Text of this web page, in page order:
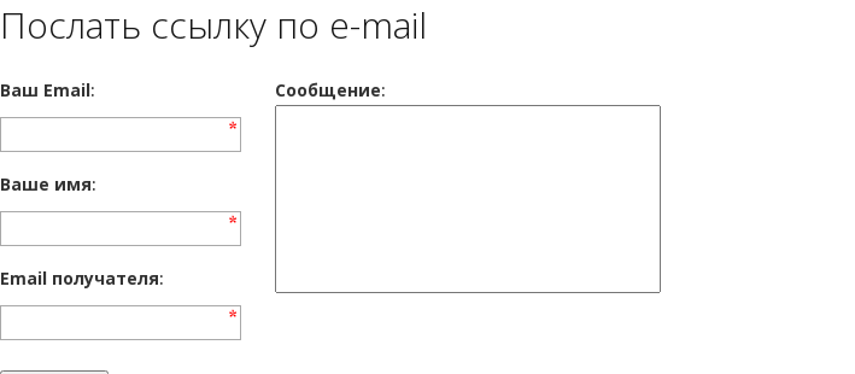
Послать ссылку по e-mail
Ваш Email: Cообщение:
Ваше имя:
Email получателя: